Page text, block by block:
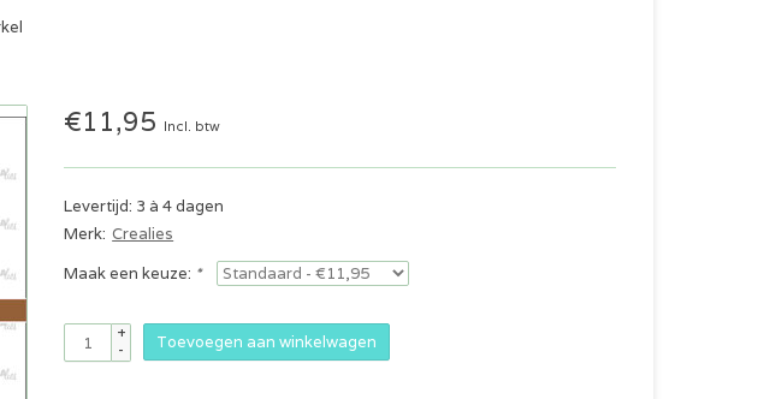
€11,95 Incl. btw
Levertijd: 3 à 4 dagen
Merk: Crealies
Maak een keuze: *
+
-
Toevoegen aan winkelwagen